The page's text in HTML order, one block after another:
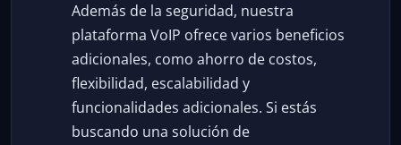
Además de la seguridad, nuestra
plataforma VoIP ofrece varios beneficios
adicionales, como ahorro de costos,
flexibilidad, escalabilidad y
funcionalidades adicionales. Si estás
buscando una solución de